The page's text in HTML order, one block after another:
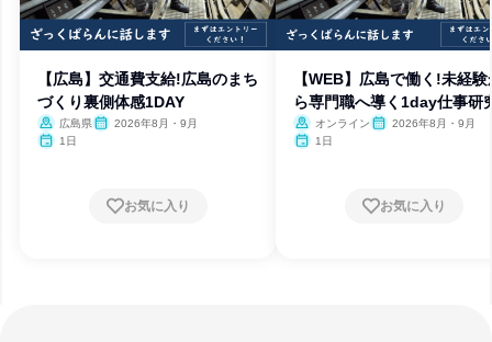
【広島】交通費支給!広島のまち
づくり裏側体感1DAY
広島県
2026年8月・9月
1日
お気に入り
【WEB】広島で働く!未経験
ら専門職へ導く1day仕事研
オンライン
2026年8月・9月
1日
お気に入り